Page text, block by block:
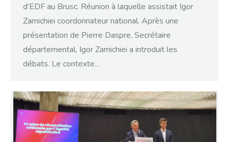
d’EDF au Brusc. Réunion à laquelle assistait Igor
Zamichiei coordonnateur national. Après une
présentation de Pierre Daspre, Secrétaire
départemental, Igor Zamichiei a introduit les
débats. Le contexte…